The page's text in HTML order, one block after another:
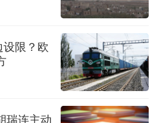
设限？欧
瑞连主动